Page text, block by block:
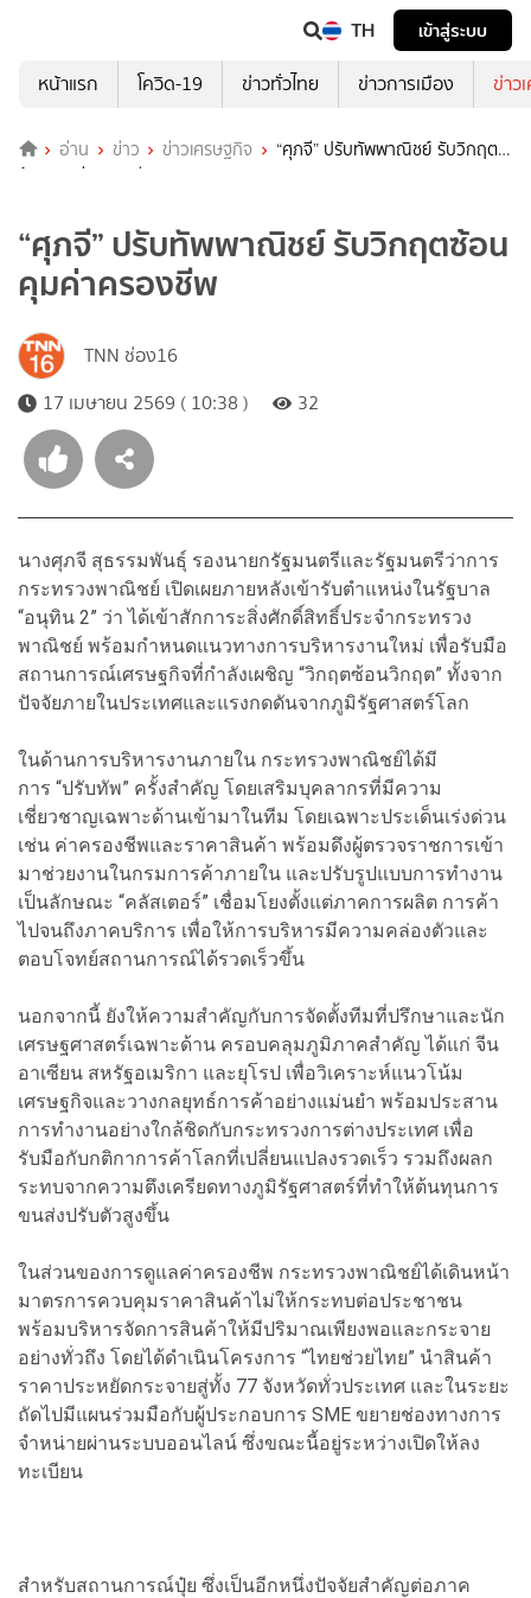
TH
เข้าสู่ระบบ
หน้าแรก
โควิด-19 ข่าวทั่วไทย ข่าวการเมือง ข่าว
อ่าน ข่าว ข่าวเศรษฐกิจ
“ศุภจี” ปรับทัพพาณิชย์ รับวิกฤต
ซ้อน คุมค่าครองชีพ
“ศุภจี” ปรับทัพพาณิชย์ รับวิกฤตซ้อน
คุมค่าครองชีพ
TNN ช่อง16
17 เมษายน 2569 ( 10:38 )
32
นางศุภจี สุธรรมพันธ์ุ รองนายกรัฐมนตรีและรัฐมนตรีว่าการ
กระทรวงพาณิชย์ เปิดเผยภายหลังเข้ารับตำแหน่งในรัฐบาล
“อนุทิน 2” ว่า ได้เข้าสักการะสิ่งศักดิ์สิทธิ์ประจำกระทรวง
พาณิชย์ พร้อมกำหนดแนวทางการบริหารงานใหม่ เพื่อรับมือ
สถานการณ์เศรษฐกิจที่กำลังเผชิญ “วิกฤตซ้อนวิกฤต” ทั้งจาก
ปัจจัยภายในประเทศและแรงกดดันจากภูมิรัฐศาสตร์โลก
ในด้านการบริหารงานภายใน กระทรวงพาณิชย์ได้มี
การ “ปรับทัพ” ครั้งสำคัญ โดยเสริมบุคลากรที่มีความ
เชี่ยวชาญเฉพาะด้านเข้ามาในทีม โดยเฉพาะประเด็นเร่งด่วน
เช่น ค่าครองชีพและราคาสินค้า พร้อมดึงผู้ตรวจราชการเข้า
มาช่วยงานในกรมการค้าภายใน และปรับรูปแบบการทำงาน
เป็นลักษณะ “คลัสเตอร์” เชื่อมโยงตั้งแต่ภาคการผลิต การค้า
ไปจนถึงภาคบริการ เพื่อให้การบริหารมีความคล่องตัวและ
ตอบโจทย์สถานการณ์ได้รวดเร็วขึ้น
นอกจากนี้ ยังให้ความสำคัญกับการจัดตั้งทีมที่ปรึกษาและนัก
เศรษฐศาสตร์เฉพาะด้าน ครอบคลุมภูมิภาคสำคัญ ได้แก่ จีน
อาเซียน สหรัฐอเมริกา และยุโรป เพื่อวิเคราะห์แนวโน้ม
เศรษฐกิจและวางกลยุทธ์การค้าอย่างแม่นยำ พร้อมประสาน
การทำงานอย่างใกล้ชิดกับกระทรวงการต่างประเทศ เพื่อ
รับมือกับกติกาการค้าโลกที่เปลี่ยนแปลงรวดเร็ว รวมถึงผลก
ระทบจากความตึงเครียดทางภูมิรัฐศาสตร์ที่ทำให้ต้นทุนการ
ขนส่งปรับตัวสูงขึ้น
ในส่วนของการดูแลค่าครองชีพ กระทรวงพาณิชย์ได้เดินหน้า
มาตรการควบคุมราคาสินค้าไม่ให้กระทบต่อประชาชน
พร้อมบริหารจัดการสินค้าให้มีปริมาณเพียงพอและกระจาย
อย่างทั่วถึง โดยได้ดำเนินโครงการ “ไทยช่วยไทย” นำสินค้า
ราคาประหยัดกระจายสู่ทั้ง 77 จังหวัดทั่วประเทศ และในระยะ
ถัดไปมีแผนร่วมมือกับผู้ประกอบการ SME ขยายช่องทางการ
จำหน่ายผ่านระบบออนไลน์ ซึ่งขณะนี้อยู่ระหว่างเปิดให้ลง
ทะเบียน
สำหรับสถานการณ์ปุ๋ย ซึ่งเป็นอีกหนึ่งปัจจัยสำคัญต่อภาค